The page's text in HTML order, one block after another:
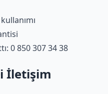
0 850 307 34 38
İletişim